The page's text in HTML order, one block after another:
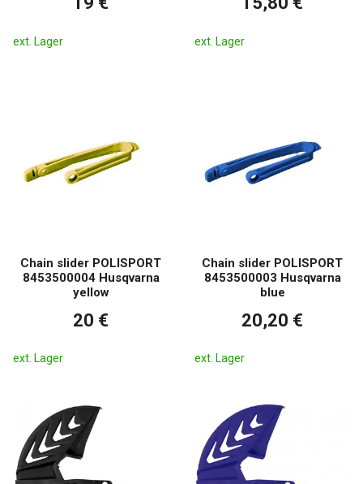
ext. Lager ext. Lager
Chain slider POLISPORT
8453500004 Husqvarna
yellow
20 €
ext. Lager
Chain slider POLISPORT
8453500003 Husqvarna
blue
20,20 €
ext. Lager